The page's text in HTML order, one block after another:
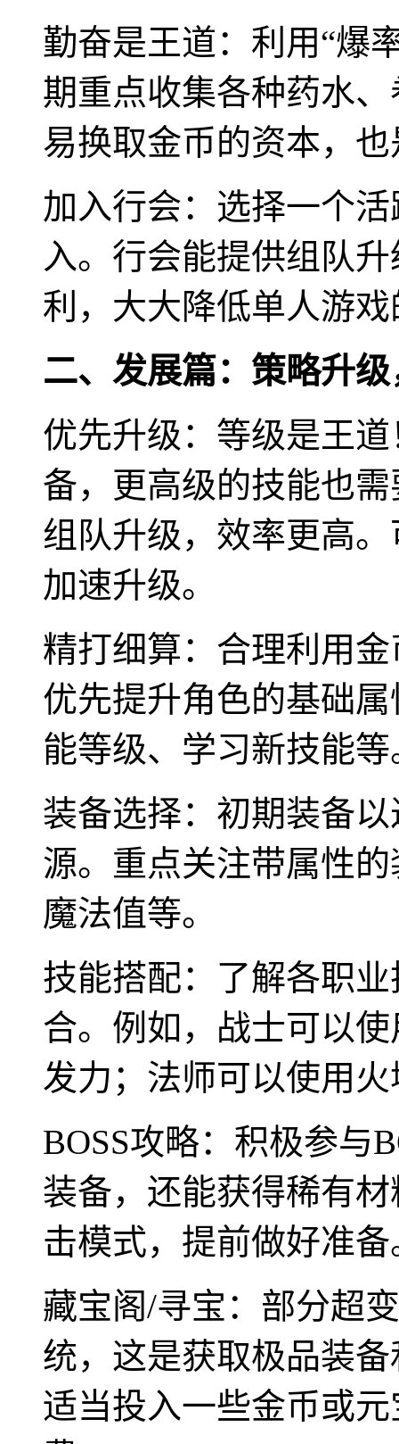
勤奋是王道：利用“爆
期重点收集各种药水
易换取金币的资本，
加入行会：选择一个
入。行会能提供组队
利，大大降低单人游
二、发展篇：策略升
优先升级：等级是王
备，更高级的技能也
组队升级，效率更高
加速升级。
精打细算：合理利用
优先提升角色的基础
能等级、学习新技能等
装备选择：初期装备
源。重点关注带属性
魔法值等。
技能搭配：了解各职
合。例如，战士可以
发力；法师可以使用
BOSS攻略：积极参与
装备，还能获得稀有
击模式，提前做好准备
藏宝阁/寻宝：部分超
统，这是获取极品装
适当投入一些金币或